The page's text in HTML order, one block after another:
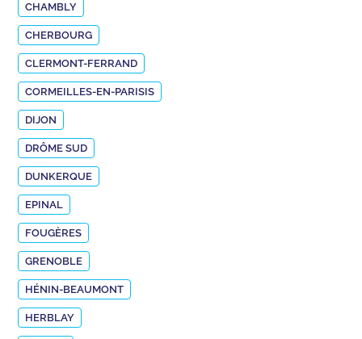
CHAMBLY
CHERBOURG
CLERMONT-FERRAND
CORMEILLES-EN-PARISIS
DIJON
DRÔME SUD
DUNKERQUE
EPINAL
FOUGÈRES
GRENOBLE
HÉNIN-BEAUMONT
HERBLAY